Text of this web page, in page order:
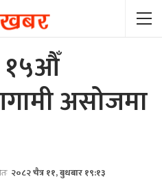
१५औँ
असोजमा
२०८२ चैत्र ११, बुधबार १९:१३